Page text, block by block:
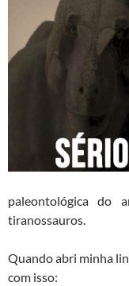
paleontológica do
tiranossauros.
Quando abri minha
com isso: